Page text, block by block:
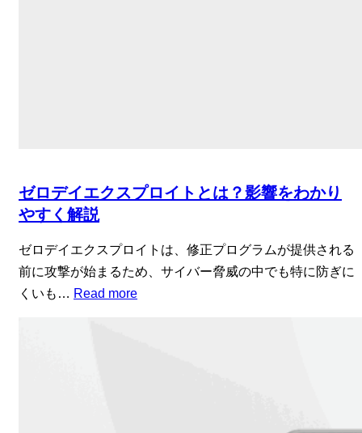
ゼロデイエクスプロイトとは？影響をわかり
やすく解説
ゼロデイエクスプロイトは、修正プログラムが提供される
前に攻撃が始まるため、サイバー脅威の中でも特に防ぎに
くいも… Read more